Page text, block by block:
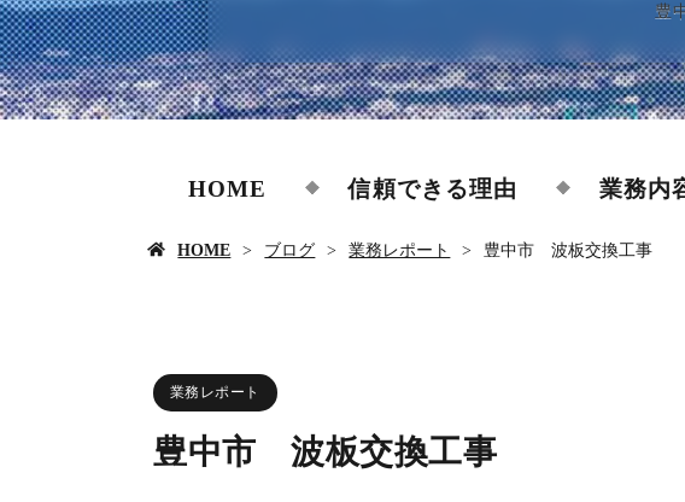
豊
HOME 信頼できる理由 業務内
HOME ブログ 業務レポート 豊中市 波板交換工事
業務レポート
豊中市 波板交換工事